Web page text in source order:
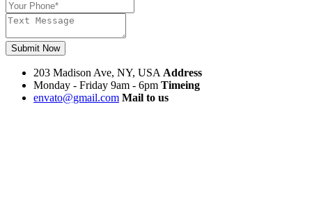
Submit Now
203 Madison Ave, NY, USA Address
Monday - Friday 9am - 6pm Timeing
envato@gmail.com Mail to us